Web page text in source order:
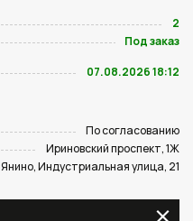
2
Под заказ
07.08.2026 18:12
По согласованию
Ириновский проспект, 1Ж
Янино, Индустриальная улица, 21